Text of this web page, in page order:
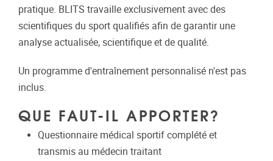
pratique. BLITS travaille exclusivement avec des
scientifiques du sport qualifiés afin de garantir une
analyse actualisée, scientifique et de qualité.
Un programme d'entraînement personnalisé n'est pas
inclus.
QUE FAUT-IL APPORTER?
Questionnaire médical sportif complété et
transmis au médecin traitant